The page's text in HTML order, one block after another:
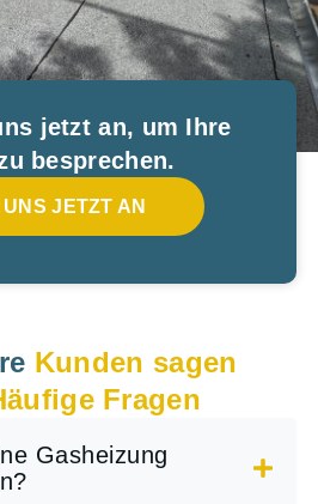
jetzt an, um Ihre
besprechen.
JETZT AN
Kunden sagen
Fragen
Gasheizung